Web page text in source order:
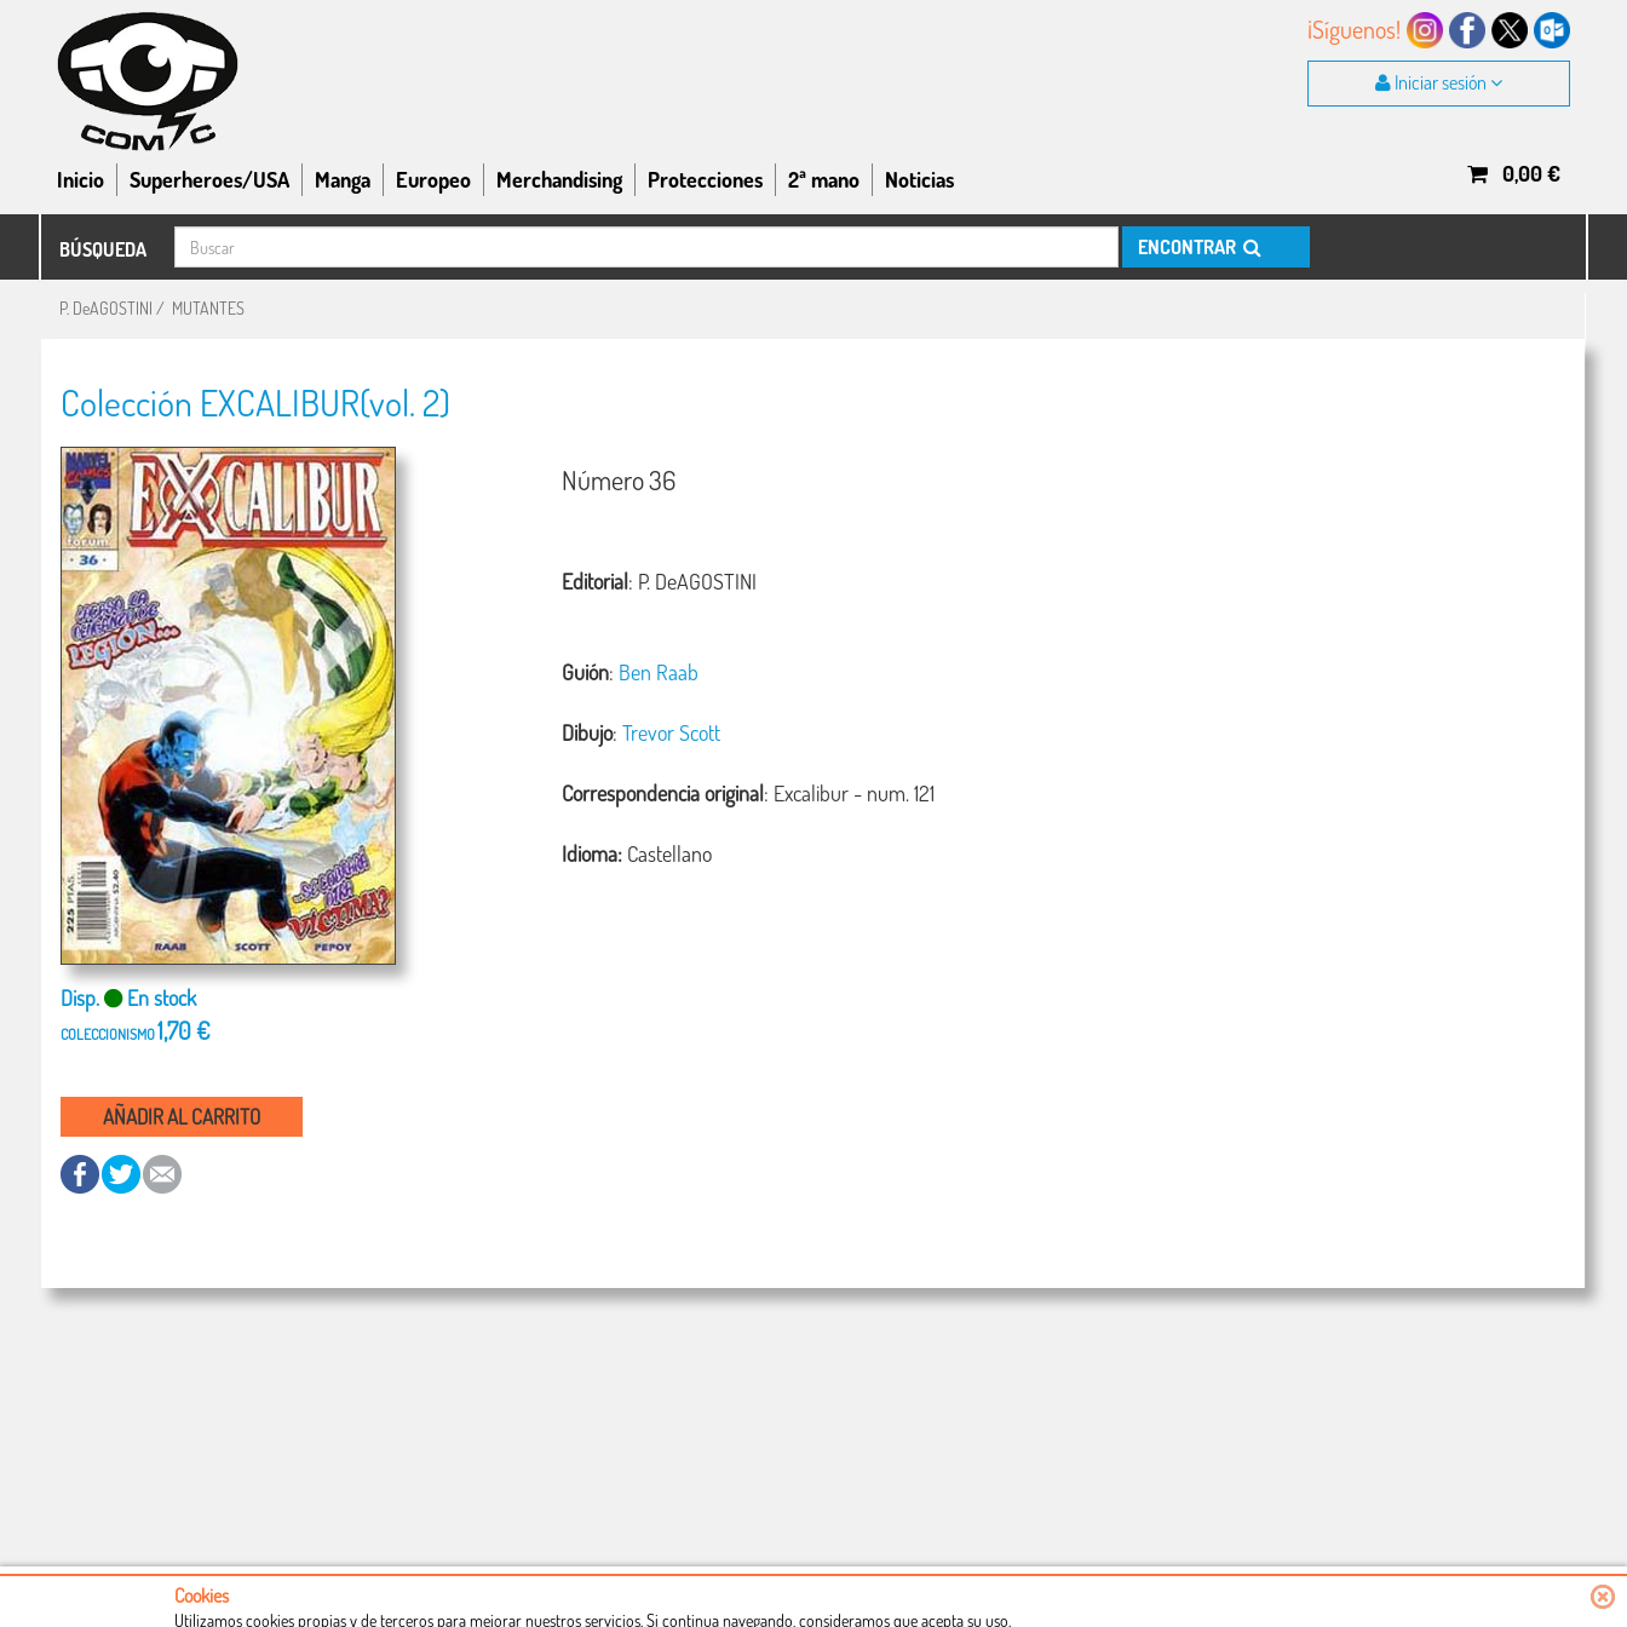
¡Síguenos!
Iniciar sesión
Inicio Superheroes/USA Manga Europeo Merchandising Protecciones 2ª mano Noticias 0,00€
BÚSQUEDA ENCONTRAR
P. DeAGOSTINI / MUTANTES
Colección EXCALIBUR(vol. 2)
Disp. En stock
COLECCIONISMO1,70 €
AÑADIR AL CARRITO
Número 36
Editorial: P. DeAGOSTINI
Guión: Ben Raab
Dibujo:Trevor Scott
Correspondencia original: Excalibur - num. 121
Idioma: Castellano
Cookies
Utilizamos cookies propias y de terceros para mejorar nuestros servicios. Si continua navegando, consideramos que acepta su uso.